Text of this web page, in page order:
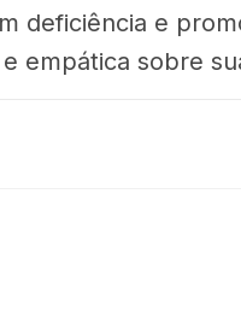
deficiência e
empática sobre